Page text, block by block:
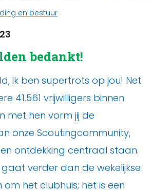
en bestuur
bedankt!
ik ben supertrots op jou! Net
41.561 vrijwilligers binnen
met hen vorm jij de
onze Scoutingcommunity,
ontdekking centraal staan.
verder dan de wekelijkse
om het clubhuis; het is een